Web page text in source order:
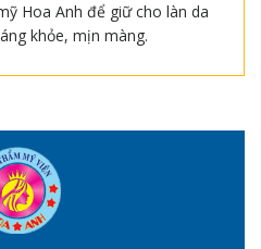
Hoa Anh để giữ cho làn da
khỏe, mịn màng.